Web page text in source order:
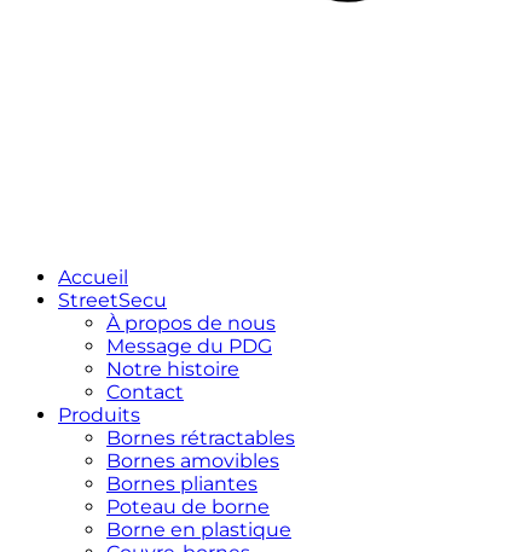
Accueil
StreetSecu
À propos de nous
Message du PDG
Notre histoire
Contact
Produits
Bornes rétractables
Bornes amovibles
Bornes pliantes
Poteau de borne
Borne en plastique